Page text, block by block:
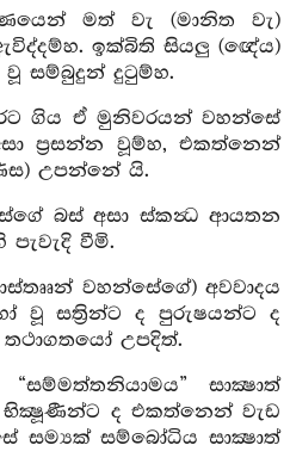
මත් වැ (මානිත වැ)
ඉක්බිති සියලු (ඥේය)
වූ සම්බුදුන් දුටුම්හ.
ගිය ඒ මුනිවරයන් වහන්සේ
ප්‍රසන්න වූම්හ, එකත්නෙන්
උපන්නේ යි.
බස් අසා ස්කන්‍ධ ආයතන
වීමි.
වහන්සේගේ) අවවාදය
වූ සත්‍රින්ට ද පුරුෂයන්ට ද
උපදිත්.
සාක්‍ෂාත්
ද එකත්නෙන් වැඩ
සම්‍යක් සම්බෝධිය සාක්‍ෂාත්